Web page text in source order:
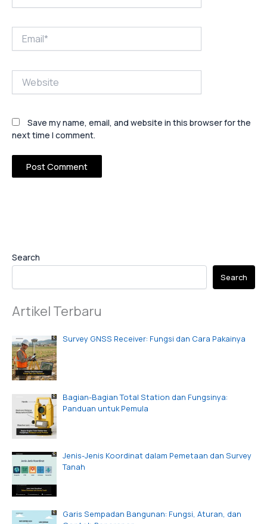
Search
Search
Artikel Terbaru
Survey GNSS Receiver: Fungsi dan Cara Pakainya
Bagian-Bagian Total Station dan Fungsinya:
Panduan untuk Pemula
Jenis-Jenis Koordinat dalam Pemetaan dan Survey
Tanah
Garis Sempadan Bangunan: Fungsi, Aturan, dan
Save my name, email, and website in this browser for the
next time I comment.